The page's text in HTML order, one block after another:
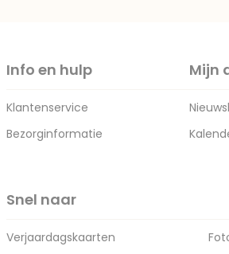
Info en hulp
Klantenservice
Bezorginformatie
Mijn
Snel naar
Verjaardagskaarten